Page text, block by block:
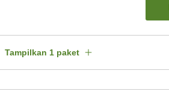
Tampilkan 1 paket